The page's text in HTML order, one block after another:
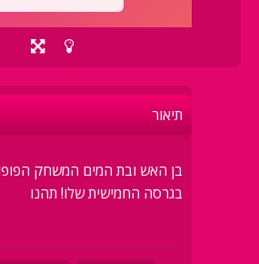
תיאור
בן האש ובת המים המשחק
בגרסה החמישית שלו! תהנו